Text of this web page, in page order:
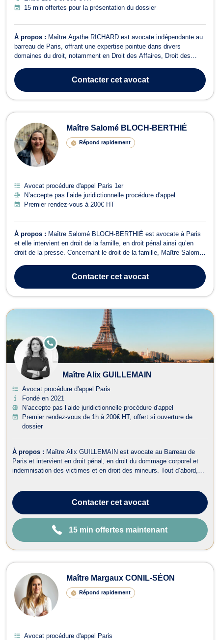
15 min offertes pour la présentation du dossier
À propos : Maître Agathe RICHARD est avocate indépendante au
barreau de Paris, offrant une expertise pointue dans divers
domaines du droit, notamment en Droit des Affaires, Droit des
pour les startups), et Droit Commercial - Concurrence. Elle
intervient également en Droi...
Contactercet avocat
Maître Salomé BLOCH-BERTHIÉ
Répond rapidement
Avocat procédure d'appel Paris 1er
N’accepte pas l’aide juridictionnelle procédure d'appel
Premier rendez-vous à 200€ HT
À propos : Maître Salomé BLOCH-BERTHIÉ est avocate à Paris
et elle intervient en droit de la famille, en droit pénal ainsi qu’en
droit de la presse. Concernant le droit de la famille, Maître Salomé
la séparation, de la garde d’enfant, de la pension alimentaire ou
encore de...
Contactercet avocat
E
N
G
N
E
Maître Alix GUILLEMAIN
Avocat procédure d'appel Paris
Fondé en 2021
N’accepte pas l’aide juridictionnelle procédure d'appel
Premier rendez-vous de 1h à 200€ HT, offert si ouverture de
dossier
À propos : Maître Alix GUILLEMAIN est avocate au Barreau de
Paris et intervient en droit pénal, en droit du dommage corporel et
indemnisation des victimes et en droit des mineurs. Tout d’abord,
ju...
Contactercet avocat
15 min offertes maintenant
Maître Margaux CONIL-SÉON
Répond rapidement
Avocat procédure d'appel Paris